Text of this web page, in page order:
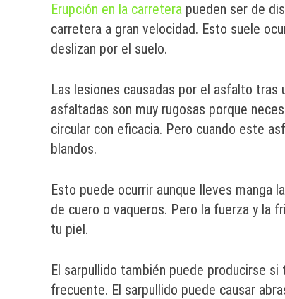
Erupción en la carretera pueden ser de
carretera a gran velocidad. Esto suele
deslizan por el suelo.
Las lesiones causadas por el asfalto
asfaltadas son muy rugosas porque
circular con eficacia. Pero cuando este
blandos.
Esto puede ocurrir aunque lleves manga
de cuero o vaqueros. Pero la fuerza y la
tu piel.
El sarpullido también puede producirse
frecuente. El sarpullido puede causar